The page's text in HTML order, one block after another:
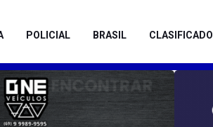
POLICIAL BRASIL CLASIFICADO